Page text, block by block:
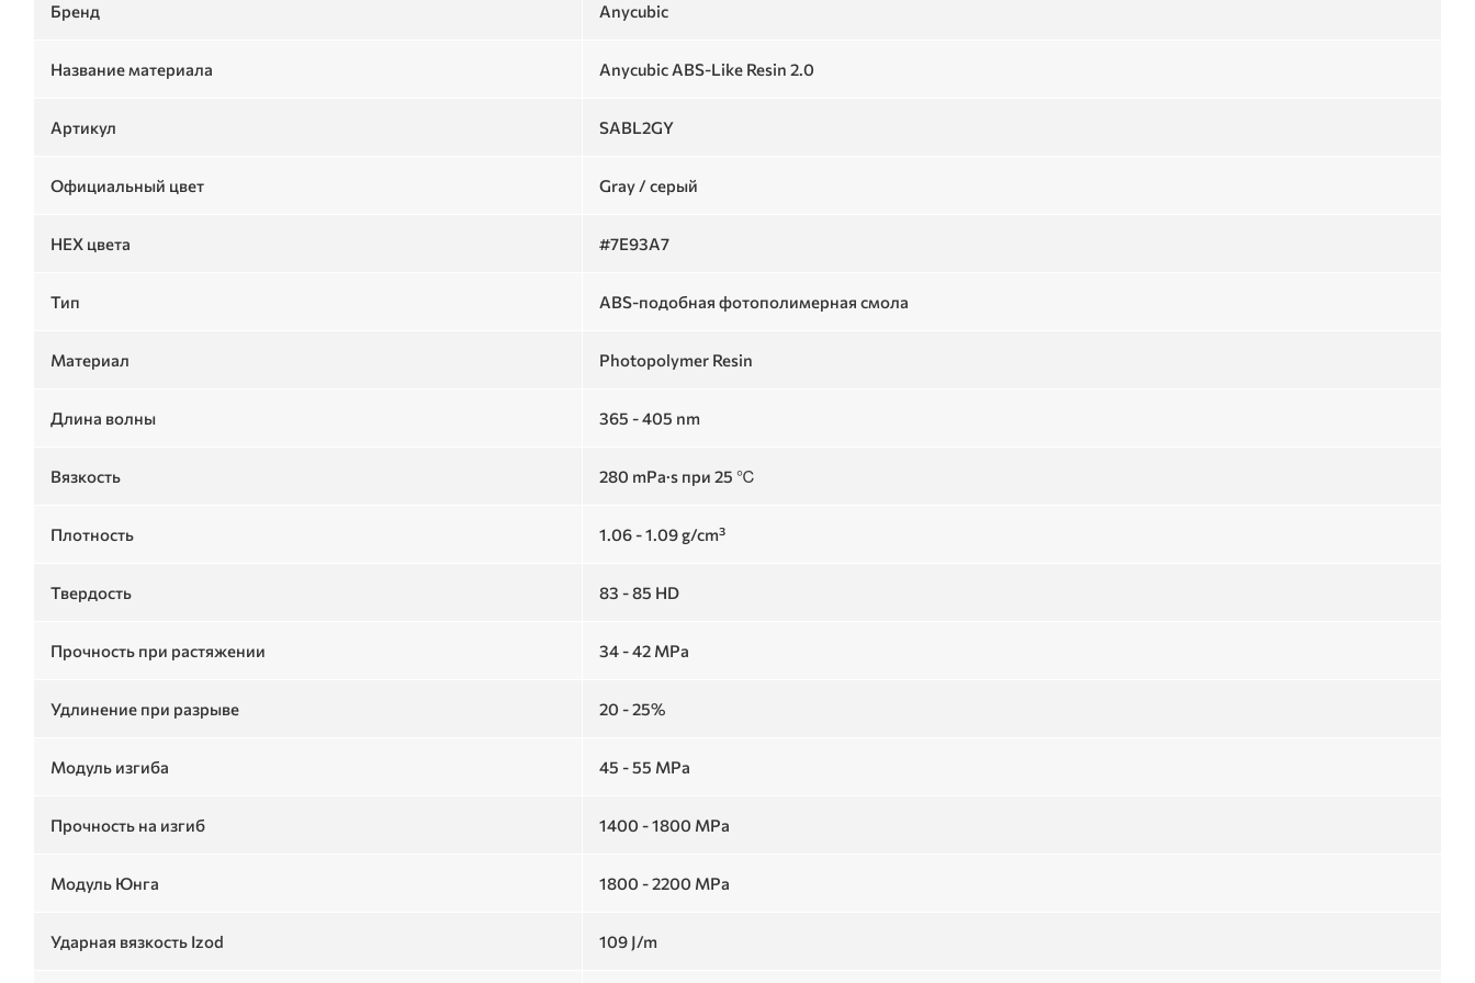
Бренд Anycubic
Название материала Anycubic ABS-Like Resin 2.0
Артикул SABL2GY
Официальный цвет Gray / серый
HEX цвета #7E93A7
Тип ABS-подобная фотополимерная смола
Материал Photopolymer Resin
Длина волны 365 - 405 nm
Вязкость 280 mPa·s при 25 ℃
Плотность 1.06 - 1.09 g/cm³
Твердость 83 - 85 HD
Прочность при растяжении 34 - 42 MPa
Удлинение при разрыве 20 - 25%
Модуль изгиба 45 - 55 MPa
Прочность на изгиб 1400 - 1800 MPa
Модуль Юнга 1800 - 2200 MPa
Ударная вязкость Izod 109 J/m